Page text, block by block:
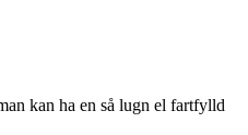
kan ha en så lugn el fartfylld